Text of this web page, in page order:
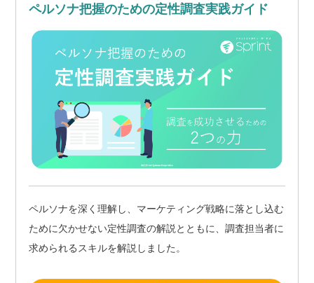
ペルソナ把握のための定性調査実践ガイド
ペルソナを深く理解し、マーケティング戦略に落とし込む
ために欠かせない定性調査の解説とともに、調査担当者に
求められるスキルを解説しました。